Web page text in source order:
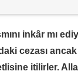
inkâr mı
cezası
itilirler.